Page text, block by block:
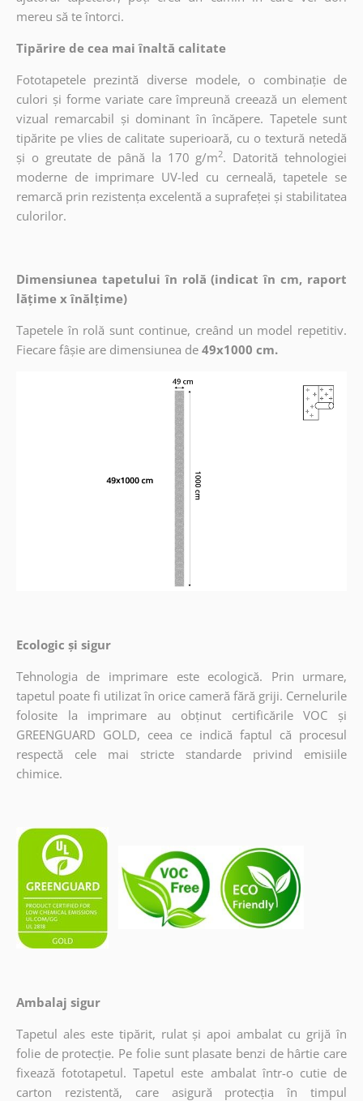
mereu să te întorci.
Tipărire de cea mai înaltă calitate
Fototapetele prezintă diverse modele, o combinație de
culori și forme variate care împreună creează un element
vizual remarcabil și dominant în încăpere. Tapetele sunt
tipărite pe vlies de calitate superioară, cu o textură netedă
și o greutate de până la 170 g/m2. Datorită tehnologiei
moderne de imprimare UV-led cu cerneală, tapetele se
remarcă prin rezistența excelentă a suprafeței și stabilitatea
culorilor.
Dimensiunea tapetului în rolă (indicat în cm, raport
lățime x înălțime)
Tapetele în rolă sunt continue, creând un model repetitiv.
Fiecare fâșie are dimensiunea de 49x1000 cm.
Ecologic și sigur
Tehnologia de imprimare este ecologică. Prin urmare,
tapetul poate fi utilizat în orice cameră fără griji. Cernelurile
folosite la imprimare au obținut certificările VOC și
GREENGUARD GOLD, ceea ce indică faptul că procesul
respectă cele mai stricte standarde privind emisiile
chimice.
Ambalaj sigur
Tapetul ales este tipărit, rulat și apoi ambalat cu grijă în
folie de protecție. Pe folie sunt plasate benzi de hârtie care
fixează fototapetul. Tapetul este ambalat într-o cutie de
carton rezistentă, care asigură protecția în timpul